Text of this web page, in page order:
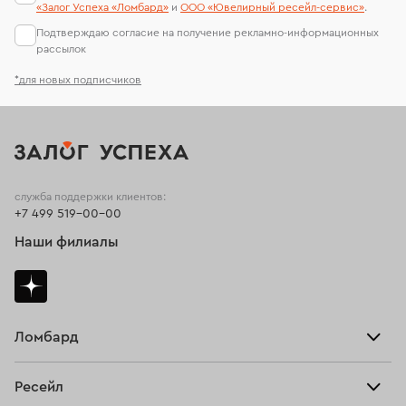
*для новых подписчиков
«Залог Успеха «Ломбард» и ООО «Ювелирный ресейл-сервиc».
Подтверждаю согласие на получение рекламно-информационных
рассылок
Ломбард
Ресейл
служба поддержки клиентов:
+7 499 519-00-00
Наши филиалы